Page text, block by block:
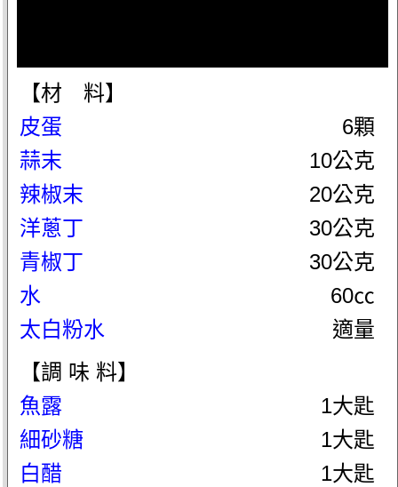
【材 料】
皮蛋
6顆
蒜末
10公克
辣椒末
20公克
洋蔥丁
30公克
青椒丁
30公克
水
60㏄
太白粉水
適量
【調 味 料】
魚露
1大匙
細砂糖
1大匙
白醋
1大匙